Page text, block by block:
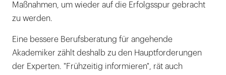
Maßnahmen, um wieder auf die Erfolgsspur gebracht
zu werden.
Eine bessere Berufsberatung für angehende
Akademiker zählt deshalb zu den Hauptforderungen
der Experten. "Frühzeitig informieren", rät auch